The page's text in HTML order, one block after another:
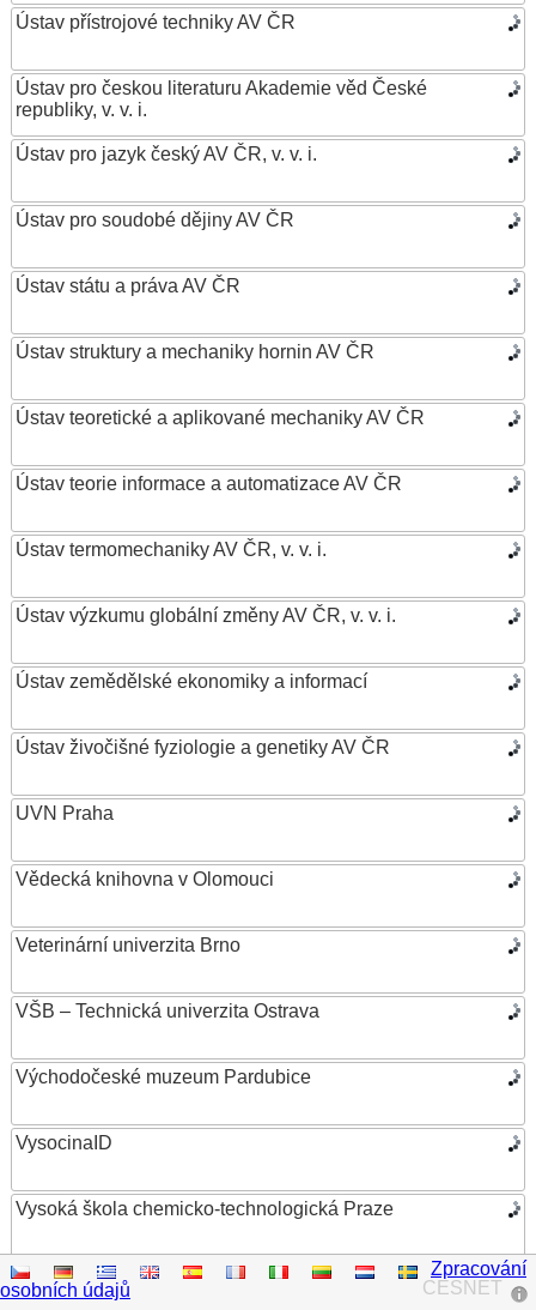
Ústav přístrojové techniky AV ČR
Ústav pro českou literaturu Akademie věd České
republiky, v. v. i.
Ústav pro jazyk český AV ČR, v. v. i.
Ústav pro soudobé dějiny AV ČR
Ústav státu a práva AV ČR
Ústav struktury a mechaniky hornin AV ČR
Ústav teoretické a aplikované mechaniky AV ČR
Ústav teorie informace a automatizace AV ČR
Ústav termomechaniky AV ČR, v. v. i.
Ústav výzkumu globální změny AV ČR, v. v. i.
Ústav zemědělské ekonomiky a informací
Ústav živočišné fyziologie a genetiky AV ČR
UVN Praha
Vědecká knihovna v Olomouci
Veterinární univerzita Brno
VŠB – Technická univerzita Ostrava
Východočeské muzeum Pardubice
VysocinaID
Vysoká škola chemicko-technologická Praze
Vysoká škola ekonomická v Praze
CESNET
Zpracování
osobních údajů